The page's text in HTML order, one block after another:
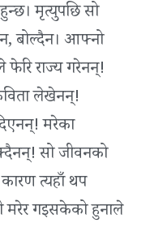
मृत्युपछि सो
बोल्दैन। आफ्नो
फेरि राज्य गरेनन्!
लेखेनन्!
मरेका
सो जीवनको
त्यहाँ थप
मरेर गइसकेको हुनाले